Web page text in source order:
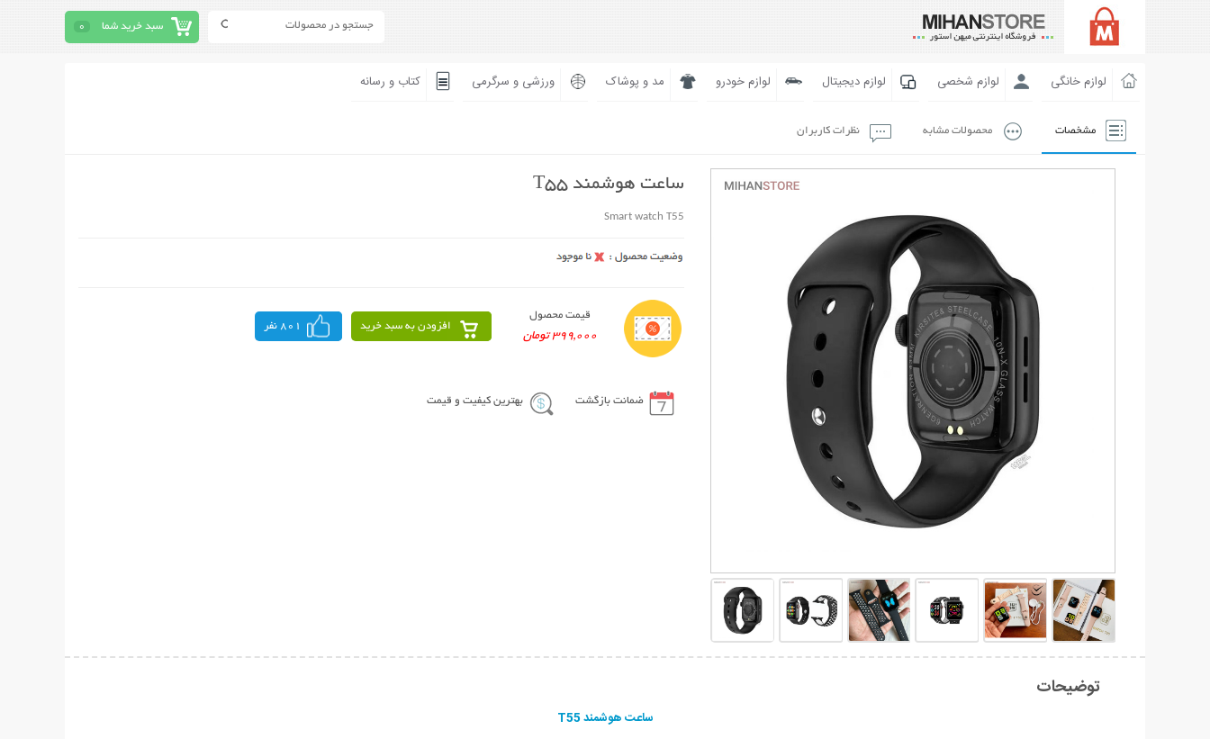
سبد خرید شما 0
لوازم خانگی لوازم شخصی لوازم دیجیتال لوازم خودرو مد و پوشاک ورزشی و سرگرمی کتاب و رسانه
مشخصات محصولات مشابه نظرات کاربران
ساعت هوشمند T55
Smart watch T55
قیمت محصول
399,000 تومان
افزودن به سبد خرید 801 نفر
ضمانت بازگشت بهترین کیفیت و قیمت
توضیحات
ساعت هوشمند T55